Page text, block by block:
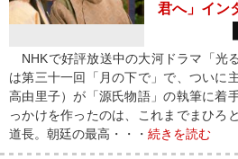
君へ」イン
NHKで好評放送中の大河ドラマ「光
は第三十一回「月の下で」で、ついに
高由里子）が「源氏物語」の執筆に着
っかけを作ったのは、これまでまひろ
道長。朝廷の最高・・・ 続きを読む